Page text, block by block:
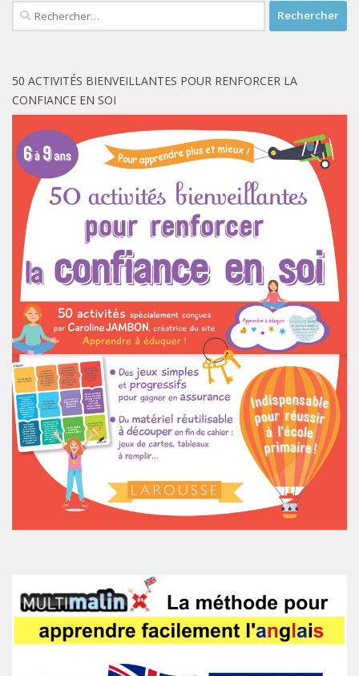
Rechercher :
50 ACTIVITÉS BIENVEILLANTES POUR RENFORCER LA
CONFIANCE EN SOI